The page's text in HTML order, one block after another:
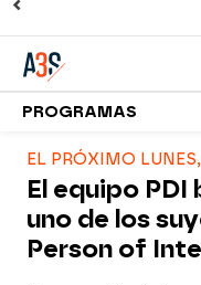
PROGRAMAS
EL PRÓXIMO
El equipo
uno de los
Person of